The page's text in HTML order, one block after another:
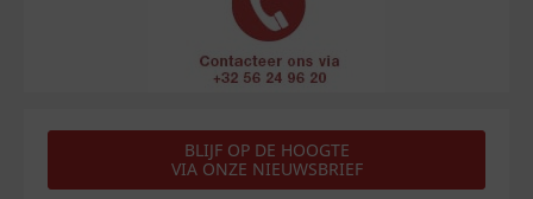
BLIJF OP DE HOOGTE
VIA ONZE NIEUWSBRIEF